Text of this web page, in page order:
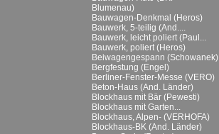
Blumenau)
Bauwagen-Denkmal (Heros)
Bauwerk, 5-teilig (And....
Bauwerk, leicht poliert (Paul...
Bauwerk, poliert (Heros)
Beiwagengespann (Schowanek)
Bergfestung (Engel)
Berliner-Fenster-Messe (VERO)
Beton-Haus (And. Länder)
Blockhaus mit Bär (Pewesti)
Blockhaus mit Garten...
Blockhaus, Alpen- (VERHOFA)
Blockhaus-BK (And. Länder)